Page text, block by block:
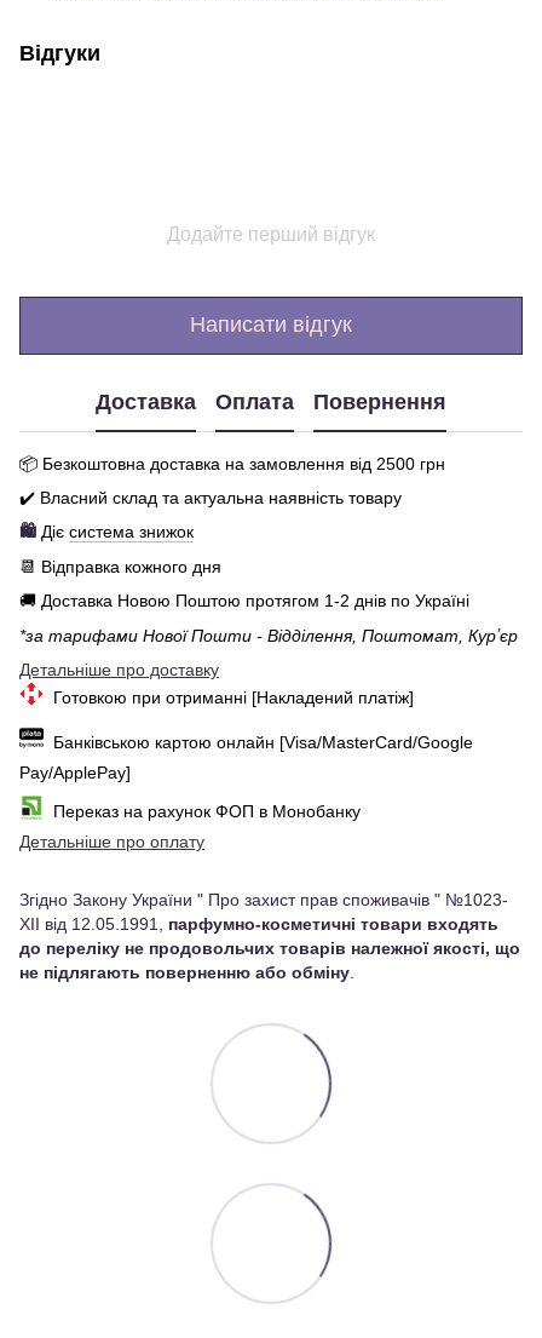
Відгуки
Додайте перший відгук
Написати відгук
Доставка Оплата Повернення
📦 Безкоштовна доставка на замовлення від 2500 грн
✔️ Власний склад та актуальна наявність товару
🛍️ Діє система знижок
📆 Відправка кожного дня
🚚 Доставка Новою Поштою протягом 1-2 днів по Україні
*за тарифами Нової Пошти - Відділення, Поштомат, Курʼєр
Детальніше про доставку
Готовкою при отриманні [Накладений платіж]
Банківською картою онлайн [Visa/MasterCard/Google
Pay/ApplePay]
Переказ на рахунок ФОП в Монобанку
Детальніше про оплату
Згідно Закону України " Про захист прав споживачів " №1023-
XII від 12.05.1991, парфумно-косметичні товари входять
до переліку не продовольчих товарів належної якості, що
не підлягають поверненню або обміну.